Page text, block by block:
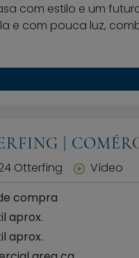
com estilo e um
e com pouca luz,
|
Otterfing
Vídeo
compra
aprox.
aprox.